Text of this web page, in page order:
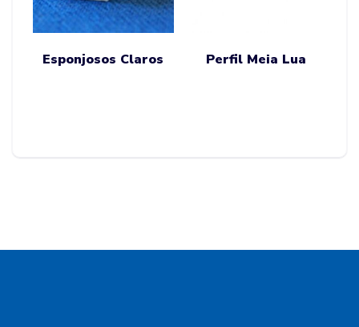
Esponjosos Claros Perfil Meia Lua